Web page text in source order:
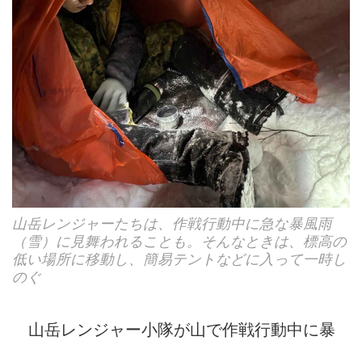
山岳レンジャーたちは、作戦行動中に急な暴風雨
（雪）に見舞われることも。そんなときは、標高の
低い場所に移動し、簡易テントなどに入って一時し
のぐ
山岳レンジャー小隊が山で作戦行動中に暴